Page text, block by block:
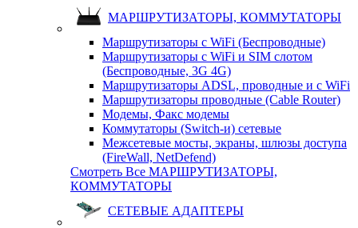
МАРШРУТИЗАТОРЫ, КОММУТАТОРЫ
Маршрутизаторы с WiFi (Беспроводные)
Маршрутизаторы с WiFi и SIM слотом
(Беспроводные, 3G 4G)
Маршрутизаторы ADSL, проводные и с WiFi
Маршрутизаторы проводные (Cable Router)
Модемы, Факс модемы
Коммутаторы (Switch-и) сетевые
Межсетевые мосты, экраны, шлюзы доступа
(FireWall, NetDefend)
Смотреть Все МАРШРУТИЗАТОРЫ,
КОММУТАТОРЫ
СЕТЕВЫЕ АДАПТЕРЫ